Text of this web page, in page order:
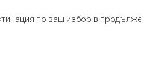
по ваш избор в